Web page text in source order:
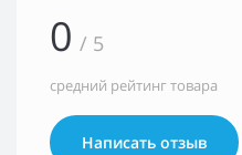
0 / 5
средний рейтинг товара
Написать отзыв